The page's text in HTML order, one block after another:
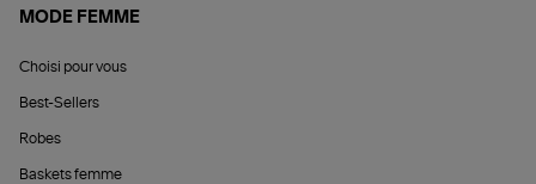
MODE FEMME
Choisi pour vous
Best-Sellers
Robes
Baskets femme